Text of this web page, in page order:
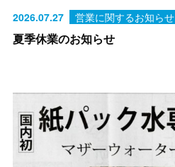
2026.07.27 営業に関するお知らせ
夏季休業のお知らせ